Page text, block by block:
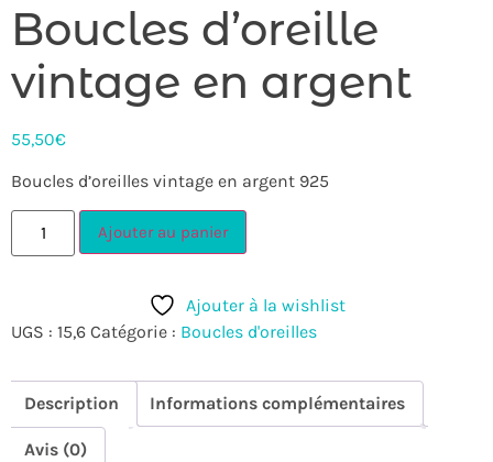
Boucles d’oreille
vintage en argent
55,50€
Boucles d’oreilles vintage en argent 925
Ajouter au panier
Ajouter à la wishlist
UGS : 15,6 Catégorie : Boucles d'oreilles
Description Informations complémentaires
Avis (0)